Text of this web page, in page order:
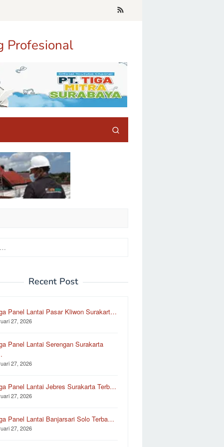
Profesional
Recent Post
Panel Lantai Pasar Kliwon Surakart…
27, 2026
Panel Lantai Serengan Surakarta
27, 2026
Panel Lantai Jebres Surakarta Terb…
27, 2026
Panel Lantai Banjarsari Solo Terba…
27, 2026